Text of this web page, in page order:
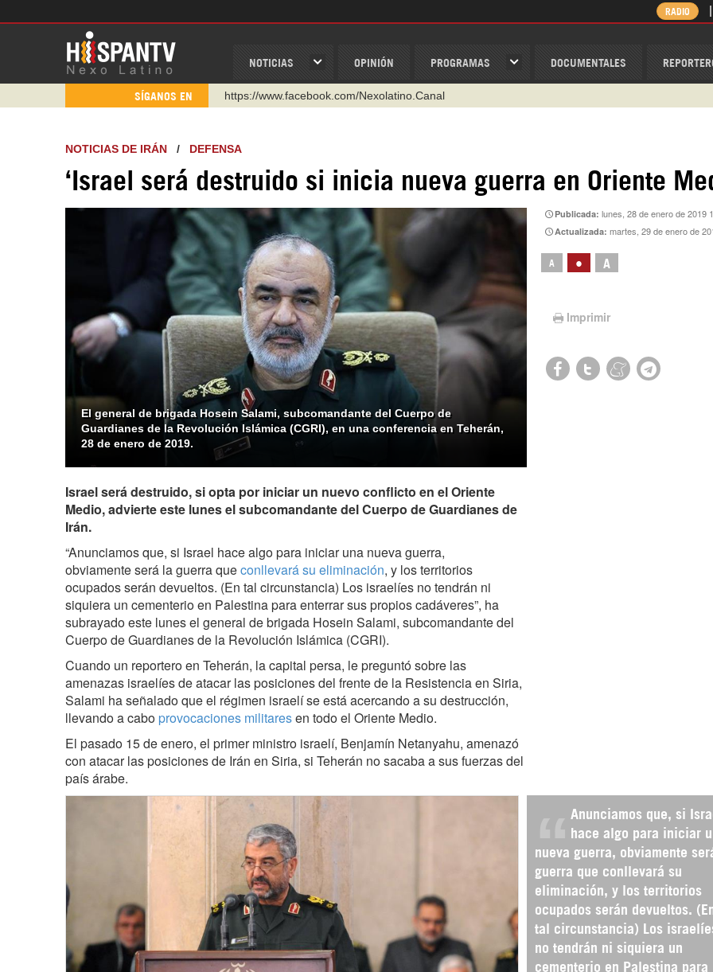
NOTICIAS OPINIÓN PROGRAMAS DOCUMENTALES
RADIO
SÍGANOS EN
https://www.facebook.com/Nexolatino.Canal
http://twitter.com/nexo_latino
https://t.me/hispantvcanal
https://urmedium.com/c/hispantv
WhatsApp y Viber: +98 921 79 29 404
Instagram como: hispan_tv
NOTICIAS DE IRÁN / DEFENSA
‘Israel será destruido si inicia nueva guerra en Oriente
El general de brigada Hosein Salami, subcomandante del Cuerpo de
Guardianes de la Revolución Islámica (CGRI), en una conferencia en Teherán,
28 de enero de 2019.
Publicada:lunes, 28 de enero de 2019
Actualizada:martes, 29 de enero de
A • A
Imprimir
Israel será destruido, si opta por iniciar un nuevo conflicto en el Oriente
Medio, advierte este lunes el subcomandante del Cuerpo de Guardianes de
Irán.
“Anunciamos que, si Israel hace algo para iniciar una nueva guerra,
obviamente será la guerra queconllevará su eliminación, y los territorios
ocupados serán devueltos. (En tal circunstancia) Los israelíes no tendrán ni
siquiera un cementerio en Palestina para enterrar sus propios cadáveres”, ha
subrayado este lunes el general de brigada Hosein Salami, subcomandante del
Cuerpo de Guardianes de la Revolución Islámica (CGRI).
Cuando un reportero en Teherán, la capital persa, le preguntó sobre las
amenazas israelíes de atacar las posiciones del frente de la Resistencia en Siria,
Salami ha señalado que el régimen israelí se está acercando a su destrucción,
llevando a cabo provocaciones militaresen todo el Oriente Medio.
El pasado 15 de enero, el primer ministro israelí, Benjamín Netanyahu, amenazó
con atacar las posiciones de Irán en Siria, si Teherán no sacaba a sus fuerzas del
país árabe.
Anunciamos que, si
hace algo para iniciar
nueva guerra, obviamente
guerra que conllevará su
eliminación, y los territorios
ocupados serán devueltos.
tal circunstancia) Los
no tendrán ni siquiera un
cementerio en Palestina para